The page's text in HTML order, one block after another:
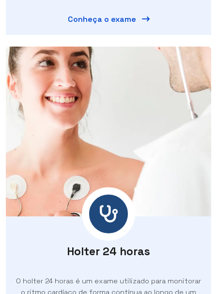
Conheça o exame
Holter 24 horas
O holter 24 horas é um exame utilizado para monitorar
o ritmo cardíaco de forma contínua ao longo de um